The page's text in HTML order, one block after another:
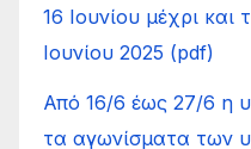
16 Ιουνίου μέχρι
Ιουνίου 2025 (pdf)
Από 16/6 έως 27/6 η
τα αγωνίσματα των